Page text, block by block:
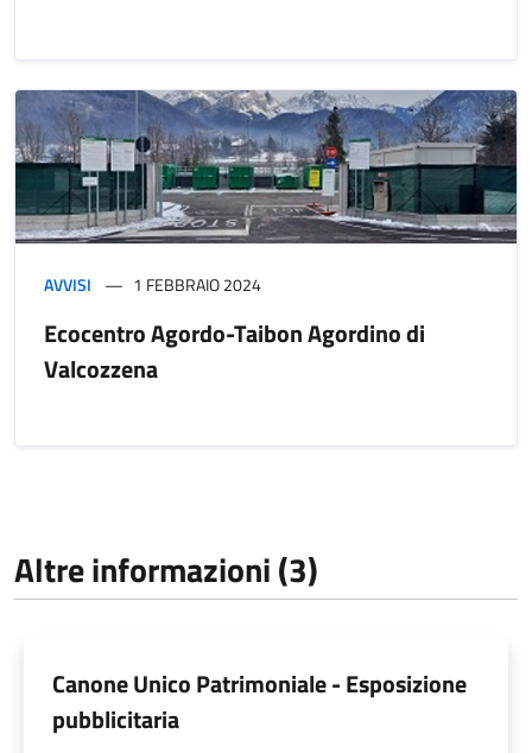
AVVISI 1 FEBBRAIO 2024
Ecocentro Agordo-Taibon Agordino di
Valcozzena
Altre informazioni (3)
Canone Unico Patrimoniale - Esposizione
pubblicitaria